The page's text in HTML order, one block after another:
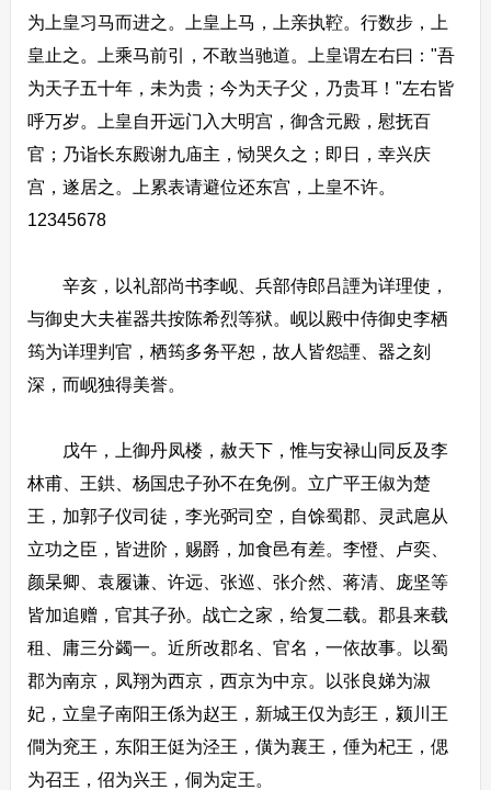
为上皇习马而进之。上皇上马，上亲执鞚。行数步，上
皇止之。上乘马前引，不敢当驰道。上皇谓左右曰："吾
为天子五十年，未为贵；今为天子父，乃贵耳！"左右皆
呼万岁。上皇自开远门入大明宫，御含元殿，慰抚百
官；乃诣长东殿谢九庙主，恸哭久之；即日，幸兴庆
宫，遂居之。上累表请避位还东宫，上皇不许。
12345678
辛亥，以礼部尚书李岘、兵部侍郎吕諲为详理使，
与御史大夫崔器共按陈希烈等狱。岘以殿中侍御史李栖
筠为详理判官，栖筠多务平恕，故人皆怨諲、器之刻
深，而岘独得美誉。
戊午，上御丹凤楼，赦天下，惟与安禄山同反及李
林甫、王鉷、杨国忠子孙不在免例。立广平王俶为楚
王，加郭子仪司徒，李光弼司空，自馀蜀郡、灵武扈从
立功之臣，皆进阶，赐爵，加食邑有差。李憕、卢奕、
颜杲卿、袁履谦、许远、张巡、张介然、蒋清、庞坚等
皆加追赠，官其子孙。战亡之家，给复二载。郡县来载
租、庸三分蠲一。近所改郡名、官名，一依故事。以蜀
郡为南京，凤翔为西京，西京为中京。以张良娣为淑
妃，立皇子南阳王係为赵王，新城王仅为彭王，颍川王
僴为兖王，东阳王侹为泾王，僙为襄王，倕为杞王，偲
为召王，佋为兴王，侗为定王。